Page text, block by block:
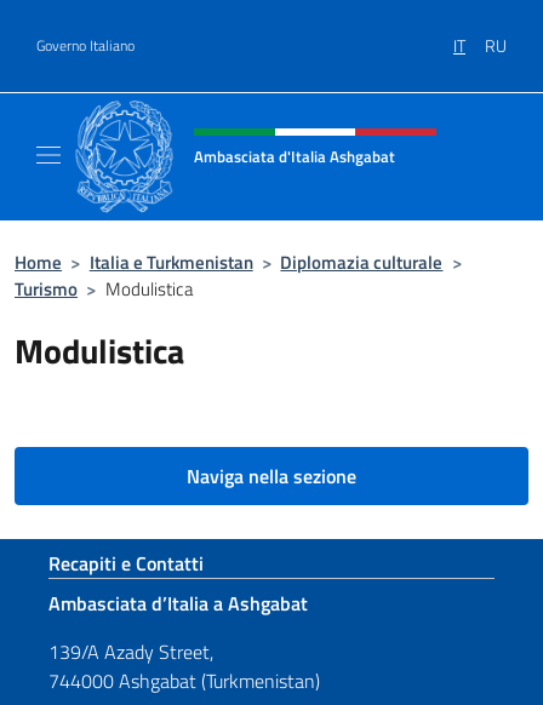
Governo Italiano IT RU
Intestazione sito, social e menù
Ambasciata d'Italia Ashgabat
Home > Italia e Turkmenistan > Diplomazia culturale >
Turismo > Modulistica
Modulistica
Naviga nella sezione
Sezione footer
Recapiti e Contatti
Ambasciata d’Italia a Ashgabat
139/A Azady Street,
744000 Ashgabat (Turkmenistan)